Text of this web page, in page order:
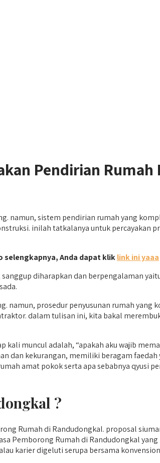
Pendirian Rumah
namun, sistem pendirian rumah yang
inilah tatkalanya untuk percayakan
Anda dapat kliklink ini yaaa
diharapkan dan berpengalaman
namun, prosedur penyusunan rumah
dalam tulisan ini, kita bakal
muncul adalah, “apakah aku wajib
dan kekurangan, memiliki beragam
amat pokok serta apa sebabnya qyusi
?
Rumah di Randudongkal. proposal
Pemborong Rumah di Randudongkal
karier digeluti serupa bersama